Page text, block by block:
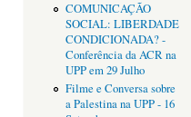
COMUNICAÇÃO
SOCIAL: LIBERDADE
CONDICIONADA? -
Conferência da ACR na
UPP em 29 Julho
Filme e Conversa sobre
a Palestina na UPP - 16